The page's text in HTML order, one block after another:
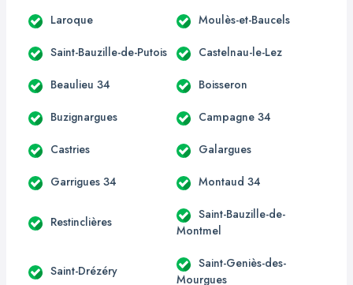
Laroque Moulès-et-Baucels
Saint-Bauzille-de-Putois Castelnau-le-Lez
Beaulieu 34 Boisseron
Buzignargues Campagne 34
Castries Galargues
Garrigues 34 Montaud 34
Restinclières
Saint-Bauzille-de-
Montmel
Saint-Drézéry
Saint-Geniès-des-
Mourgues